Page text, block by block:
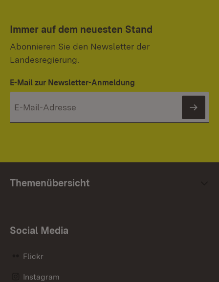
Immer auf dem neuesten Stand
Abonnieren Sie den Newsletter der
Landesregierung.
E-Mail zur Newsletter-Anmeldung
Themenübersicht
Social Media
Flickr
Instagram